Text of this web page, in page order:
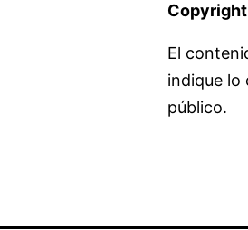
Copyright
El
indique lo
público.